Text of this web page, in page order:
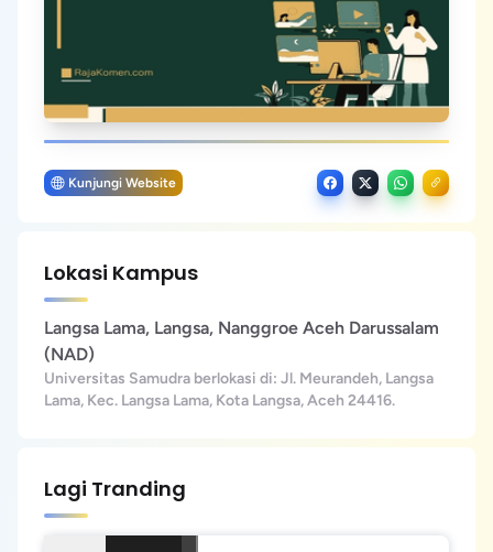
Kunjungi Website
Lokasi Kampus
Langsa Lama, Langsa, Nanggroe Aceh Darussalam
(NAD)
Universitas Samudra berlokasi di: Jl. Meurandeh, Langsa
Lama, Kec. Langsa Lama, Kota Langsa, Aceh 24416.
Lagi Tranding